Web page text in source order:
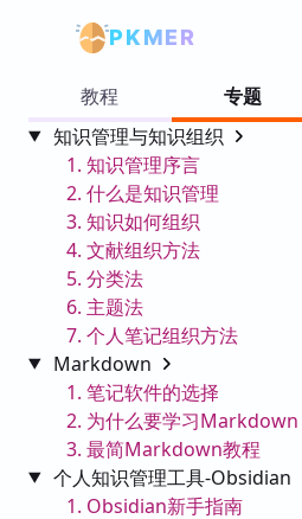
PKMER
教程
专题
知识管理与知识组织
1. 知识管理序言
2. 什么是知识管理
3. 知识如何组织
4. 文献组织方法
5. 分类法
6. 主题法
7. 个人笔记组织方法
Markdown
1. 笔记软件的选择
2. 为什么要学习Markdown
3. 最简Markdown教程
个人知识管理工具-Obsidian
1. Obsidian新手指南